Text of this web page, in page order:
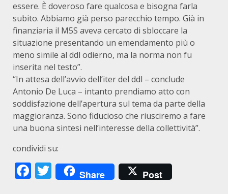
essere. È doveroso fare qualcosa e bisogna farla
subito. Abbiamo già perso parecchio tempo. Già in
finanziaria il M5S aveva cercato di sbloccare la
situazione presentando un emendamento più o
meno simile al ddl odierno, ma la norma non fu
inserita nel testo”.
“In attesa dell’avvio dell’iter del ddl – conclude
Antonio De Luca – intanto prendiamo atto con
soddisfazione dell’apertura sul tema da parte della
maggioranza. Sono fiducioso che riusciremo a fare
una buona sintesi nell’interesse della collettività”.
condividi su:
Facebook
Twitter
Share Post